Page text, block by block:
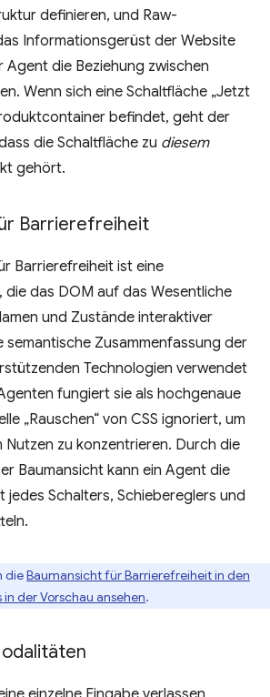
definieren, und Raw-
Informationsgerüst der Website
Agent die Beziehung zwischen
Wenn sich eine Schaltfläche „Jetzt
befindet, geht der
die Schaltfläche zu diesem
gehört.
Barrierefreiheit
Barrierefreiheit ist eine
die das DOM auf das Wesentliche
und Zustände interaktiver
semantische Zusammenfassung der
Technologien verwendet
fungiert sie als hochgenaue
„Rauschen“ von CSS ignoriert, um
Nutzen zu konzentrieren. Durch die
Baumansicht kann ein Agent die
jedes Schalters, Schiebereglers und
dieBaumansicht für Barrierefreiheit in den
der Vorschau ansehen.